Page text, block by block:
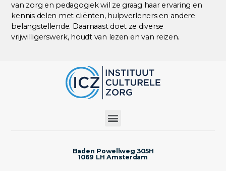
van zorg en pedagogiek wil ze graag haar ervaring en
kennis delen met cliënten, hulpverleners en andere
belangstellende. Daarnaast doet ze diverse
vrijwilligerswerk, houdt van lezen en van reizen.
Baden Powellweg 305H
1069 LH Amsterdam